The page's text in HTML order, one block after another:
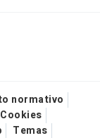
normativo
Temas